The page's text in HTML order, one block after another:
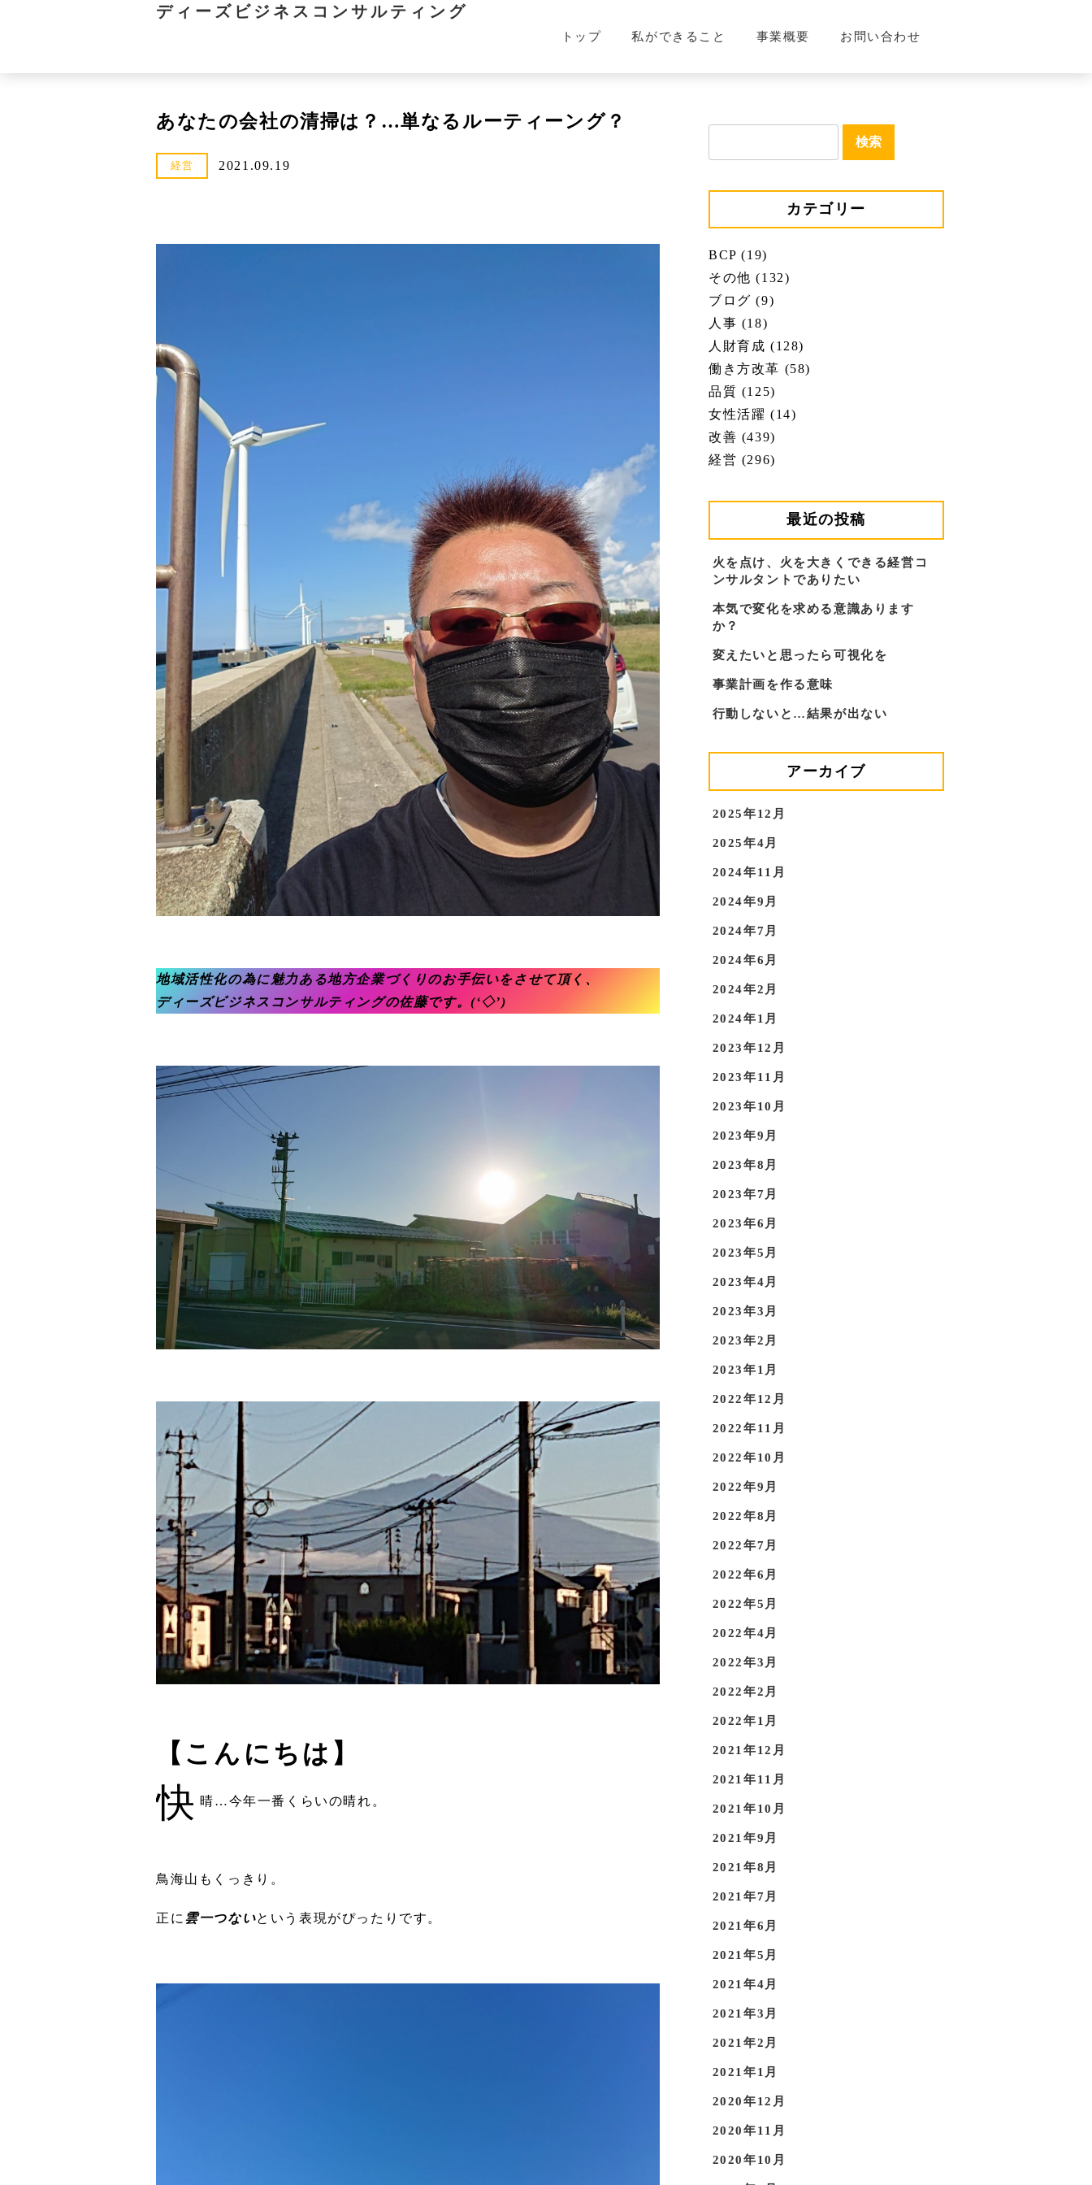
ディーズビジネスコンサルティング
トップ 私ができること 事業概要 お問い合わせ
あなたの会社の清掃は？…単なるルーティーング？
経営 2021.09.19
地域活性化の為に魅力ある地方企業づくりのお手伝いをさせて頂く、
ディーズビジネスコンサルティングの佐藤です。(‘◇’)ゞ
【こんにちは】
快 晴…今年一番くらいの晴れ。
鳥海山もくっきり。
正に 雲一つないという表現がぴったりです。
カテゴリー
BCP (19)
その他 (132)
ブログ (9)
人事 (18)
人財育成 (128)
働き方改革 (58)
品質 (125)
女性活躍 (14)
改善 (439)
経営 (296)
最近の投稿
火を点け、火を大きくできる経営コ
ンサルタントでありたい
本気で変化を求める意識あります
か？
変えたいと思ったら可視化を
事業計画を作る意味
行動しないと…結果が出ない
アーカイブ
2025年12月
2025年4月
2024年11月
2024年9月
2024年7月
2024年6月
2024年2月
2024年1月
2023年12月
2023年11月
2023年10月
2023年9月
2023年8月
2023年7月
2023年6月
2023年5月
2023年4月
2023年3月
2023年2月
2023年1月
2022年12月
2022年11月
2022年10月
2022年9月
2022年8月
2022年7月
2022年6月
2022年5月
2022年4月
2022年3月
2022年2月
2022年1月
2021年12月
2021年11月
2021年10月
2021年9月
2021年8月
2021年7月
2021年6月
2021年5月
2021年4月
2021年3月
2021年2月
2021年1月
2020年12月
2020年11月
2020年10月